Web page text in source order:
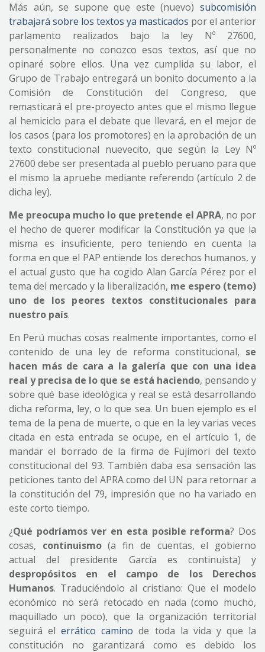
Más aún, se supone que este (nuevo) subcomisión
trabajará sobre los textos ya masticados por el anterior
parlamento realizados bajo la ley Nº 27600,
personalmente no conozco esos textos, así que no
opinaré sobre ellos. Una vez cumplida su labor, el
Grupo de Trabajo entregará un bonito documento a la
Comisión de Constitución del Congreso, que
remasticará el pre-proyecto antes que el mismo llegue
al hemiciclo para el debate que llevará, en el mejor de
los casos (para los promotores) en la aprobación de un
texto constitucional nuevecito, que según la Ley Nº
27600 debe ser presentada al pueblo peruano para que
el mismo la apruebe mediante referendo (artículo 2 de
dicha ley).
Me preocupa mucho lo que pretende el APRA, no por
el hecho de querer modificar la Constitución ya que la
misma es insuficiente, pero teniendo en cuenta la
forma en que el PAP entiende los derechos humanos, y
el actual gusto que ha cogido Alan García Pérez por el
tema del mercado y la liberalización, me espero (temo)
uno de los peores textos constitucionales para
nuestro país.
En Perú muchas cosas realmente importantes, como el
contenido de una ley de reforma constitucional, se
hacen más de cara a la galería que con una idea
real y precisa de lo que se está haciendo, pensando y
sobre qué base ideológica y real se está desarrollando
dicha reforma, ley, o lo que sea. Un buen ejemplo es el
tema de la pena de muerte, o que en la ley varias veces
citada en esta entrada se ocupe, en el artículo 1, de
mandar el borrado de la firma de Fujimori del texto
constitucional del 93. También daba esa sensación las
peticiones tanto del APRA como del UN para retornar a
la constitución del 79, impresión que no ha variado en
este corto tiempo.
¿Qué podríamos ver en esta posible reforma? Dos
cosas, continuismo(a fin de cuentas, el gobierno
actual del presidente García es continuista) y
despropósitos en el campo de los Derechos
Humanos. Traduciéndolo al cristiano: Que el modelo
económico no será retocado en nada (como mucho,
maquillado un poco), que la organización territorial
seguirá elerrático camino de toda la vida y que la
constitución no garantizará como es debido los